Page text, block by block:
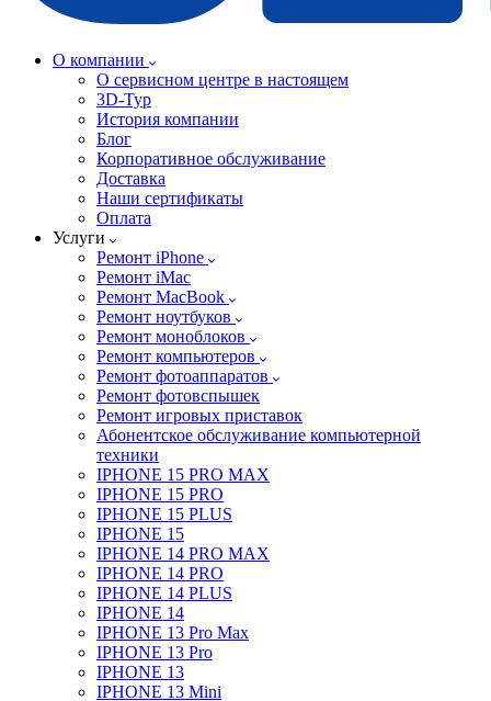
О компании
О сервисном центре в настоящем
3D-Тур
История компании
Блог
Корпоративное обслуживание
Доставка
Наши сертификаты
Оплата
Услуги
Ремонт iPhone
Ремонт iMac
Ремонт MacBook
Ремонт ноутбуков
Ремонт моноблоков
Ремонт компьютеров
Ремонт фотоаппаратов
Ремонт фотовспышек
Ремонт игровых приставок
Абонентское обслуживание компьютерной
техники
IPHONE 15 PRO MAX
IPHONE 15 PRO
IPHONE 15 PLUS
IPHONE 15
IPHONE 14 PRO MAX
IPHONE 14 PRO
IPHONE 14 PLUS
IPHONE 14
IPHONE 13 Pro Max
IPHONE 13 Pro
IPHONE 13
IPHONE 13 Mini